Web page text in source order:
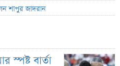
শাপুর জাদরান
স্পষ্ট বার্তা